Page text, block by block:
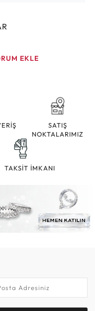
EKLE
SATIŞ
NOKTALARIMIZ
TAKSİT İMKANI